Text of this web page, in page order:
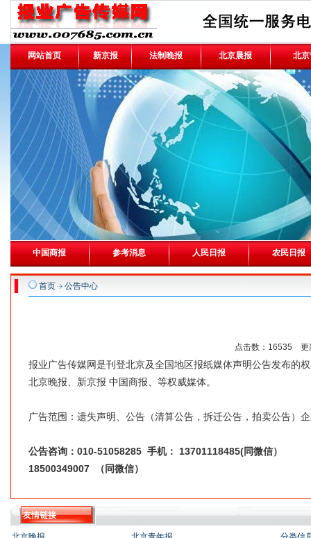
网站首页 新京报 法制晚报 北京晨报 北京
中国商报 参考消息 人民日报 农民日报
首页 公告中心
点击数：16535
报业广告传媒网是刊登北京及全国地区报纸媒体声明公告发布的
北京晚报、新京报 中国商报、等权威媒体。
广告范围：遗失声明、公告（清算公告，拆迁公告，拍卖公告）
公告咨询： 010-51058285 手机： 13701118485(同微信）
18500349007 （同微信）
友情链接